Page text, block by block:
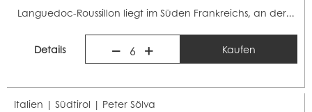
Languedoc-Roussillon liegt im Süden Frankreichs, an der...
Details 6 Kaufen
Italien | Südtirol | Peter Sölva